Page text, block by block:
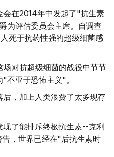
会在2014年中发起了"抗生素
为评估委员会主席。自调查
死于抗药性强的超级细菌感
场对抗超级细菌的战役中节节
不亚于恐怖主义"。
，加上人类浪费了太多现存
现了能排斥终极抗生素--克利
，世界已经在"后抗生素时